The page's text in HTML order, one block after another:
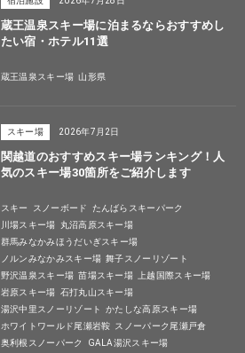
蔵王温泉スキー場に泊まるならおすすめし
たい宿・ホテル11選
蔵王温泉スキー場 山形県
スキー場 2026年7月2日
関越道のおすすめスキー場ランキング！人
気のスキー場30箇所をご紹介します
スキー スノーボード
たんばらスキーパーク
川場スキー場
丸沼高原スキー場
群馬みなかみほうだいぎスキー場
ノルンみなかみスキー場 舞子スノーリゾート
野沢温泉スキー場 苗場スキー場
上越国際スキー場
岩原スキー場 石打丸山スキー場
湯沢中里スノーリゾート
かたしな高原スキー場
ホワイトワールド尾瀬岩鞍 スノーパーク尾瀬戸倉
奥利根スノーパーク
GALA湯沢スキー場